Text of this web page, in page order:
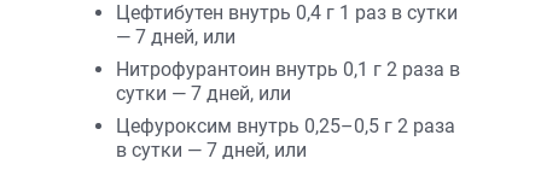
Цефтибутен внутрь 0,4 г 1 раз в сутки
— 7 дней, или
Нитрофурантоин внутрь 0,1 г 2 раза в
сутки — 7 дней, или
Цефуроксим внутрь 0,25–0,5 г 2 раза
в сутки — 7 дней, или